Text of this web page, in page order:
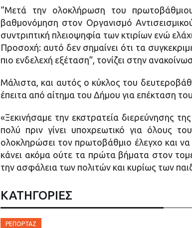
“Μετά την ολοκλήρωση του
βαθμονόμηση στον Οργανισμό
συντριπτική πλειοψηφία των κτιρίων ενώ
Προσοχή: αυτό δεν σημαίνει ότι τα
πιο ενδελεχή εξέταση”, τονίζει στην
Μάλιστα, και αυτός ο κύκλος του
έπειτα από αίτημα του Δήμου για επέκταση
«Ξεκινήσαμε την εκστρατεία διερεύνησης
πολύ πριν γίνει υποχρεωτικό για όλους
ολοκληρώσει τον πρωτοβάθμιο έλεγχο και
κάνει ακόμα ούτε τα πρώτα βήματα στον
την ασφάλεια των πολιτών και κυρίως των
ΚΑΤΗΓΟΡΙΕΣ
ΡΕΠΟΡΤΆΖ